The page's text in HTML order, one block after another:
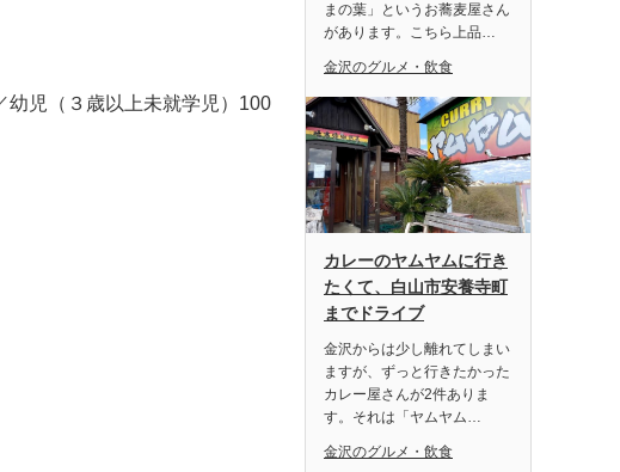
幼児（３歳以上未就学児）100
まの葉」というお蕎麦屋さん
があります。こちら上品…
金沢のグルメ・飲食
カレーのヤムヤムに行き
たくて、白山市安養寺町
までドライブ
金沢からは少し離れてしまい
ますが、ずっと行きたかった
カレー屋さんが2件ありま
す。それは「ヤムヤム…
金沢のグルメ・飲食